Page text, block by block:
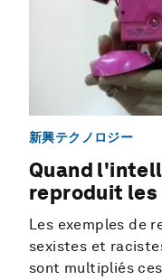
新興テクノロジー
Quand
reproduit
Les exemples de
sexistes et
sont multipliés